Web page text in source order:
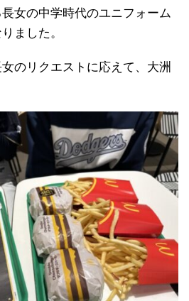
女の中学時代のユニフォーム
ました。
のリクエストに応えて、大洲